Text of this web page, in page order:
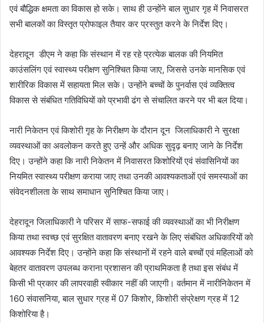
एवं बौद्धिक क्षमता का विकास हो सके। साथ ही उन्होंने बाल सुधार गृह में निवासरत
सभी बालकों का विस्तृत प्रोफाइल तैयार कर प्रस्तुत करने के निर्देश दिए।
देहरादून डीएम ने कहा कि संस्थान में रह रहे प्रत्येक बालक की नियमित
काउंसलिंग एवं स्वास्थ्य परीक्षण सुनिश्चित किया जाए, जिससे उनके मानसिक एवं
शारीरिक विकास में सहायता मिल सके। उन्होंने बच्चों के पुनर्वास एवं व्यक्तित्व
विकास से संबंधित गतिविधियों को प्रभावी ढंग से संचालित करने पर भी बल दिया।
नारी निकेतन एवं किशोरी गृह के निरीक्षण के दौरान दून जिलाधिकारी ने सुरक्षा
व्यवस्थाओं का अवलोकन करते हुए उन्हें और अधिक सुदृढ़ बनाए जाने के निर्देश
दिए। उन्होंने कहा कि नारी निकेतन में निवासरत किशोरियों एवं संवासिनियों का
नियमित स्वास्थ्य परीक्षण कराया जाए तथा उनकी आवश्यकताओं एवं समस्याओं का
संवेदनशीलता के साथ समाधान सुनिश्चित किया जाए।
देहरादून जिलाधिकारी ने परिसर में साफ-सफाई की व्यवस्थाओं का भी निरीक्षण
किया तथा स्वच्छ एवं सुरक्षित वातावरण बनाए रखने के लिए संबंधित अधिकारियों को
आवश्यक निर्देश दिए। उन्होंने कहा कि संस्थानों में रहने वाले बच्चों एवं महिलाओं को
बेहतर वातावरण उपलब्ध कराना प्रशासन की प्राथमिकता है तथा इस संबंध में
किसी भी प्रकार की लापरवाही स्वीकार नहीं की जाएगी। वर्तमान में नारीनिकेतन में
160 संवासनिया, बाल सुधार ग्रह में 07 किशोर, किशोरी संप्रेक्षण ग्रह में 12
किशोरिया है।